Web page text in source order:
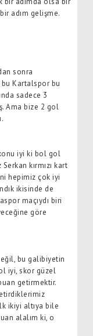
adım gelişme.
sonra
bu Kartalspor bu
sadece 3
Ama bize 2 gol
iyi ki bol gol
kırmızı kart
hepimiz çok iyi
ikisinde de
maçıydı biri
göre
bu galibiyetin
iyi, skor güzel
getirmektir.
ikiyi altıya bile
alalım ki, o